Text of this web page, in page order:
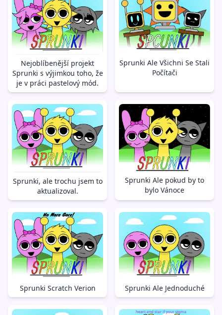
Nejoblíbenější projekt
Sprunki s výjimkou toho, že
je v práci pastelový mód.
Sprunki Ale Všichni Se Stali
Počítači
Sprunki, ale trochu jsem to
aktualizoval.
Sprunki Ale pokud by to
bylo Vánoce
Sprunki Scratch Verion Sprunki Ale Jednoduché